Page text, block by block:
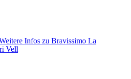
Infos zu Bravissimo La
Vell